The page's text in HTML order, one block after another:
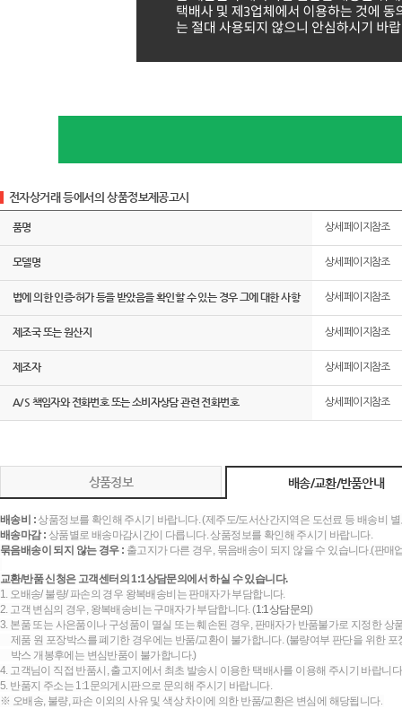
전자상거래 등에서의 상품정보제공고시
품명 상세페이지참조
모델명 상세페이지참조
법에 의한 인증·허가 등을 받았음을 확인할 수 있는 경우 그에 대한 사항 상세페이지참조
제조국 또는 원산지 상세페이지참조
제조자 상세페이지참조
A/S 책임자와 전화번호 또는 소비자상담 관련 전화번호 상세페이지참조
상품정보 배송/교환/반품안내
배송비 :상품정보를 확인해 주시기 바랍니다. (제주도/도서산간지역은 도선료 등 배송비
배송마감 : 상품별로 배송마감시간이 다릅니다. 상품정보를 확인해 주시기 바랍니다.
묶음배송이 되지 않는 경우 : 출고지가 다른 경우, 묶음배송이 되지 않을 수 있습니다.(판
교환/반품 신청은 고객센터의 1:1상담문의에서 하실 수 있습니다.
1. 오배송/ 불량/ 파손의 경우 왕복배송비는 판매자가 부담합니다.
2. 고객 변심의 경우, 왕복배송비는 구매자가 부담합니다. (1:1상담문의)
3. 본품 또는 사은품이나 구성품이 멸실 또는 훼손된 경우, 판매자가 반품불가로 지정한 상
제품 원 포장박스를 폐기한 경우에는 반품/교환이 불가합니다. (불량여부 판단을 위한
박스 개봉후에는 변심반품이 불가합니다.)
4. 고객님이 직접 반품시, 출고지에서 최초 발송시 이용한 택배사를 이용해 주시기 바랍니
5. 반품지 주소는 1:1문의게시판으로 문의해 주시기 바랍니다.
※ 오배송, 불량, 파손 이외의 사유 및 색상 차이에 의한 반품/교환은 변심에 해당됩니다.